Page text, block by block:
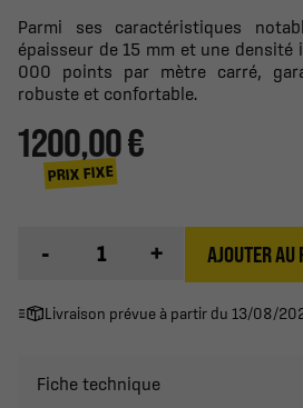
Parmi ses caractéristiques
épaisseur de 15 mm et une
000 points par mètre carré,
robuste et confortable.
1 200,00 €
PRIX FIXE
- + AJOUTER AU
Livraison prévue à partir du 13/08/
Fiche technique